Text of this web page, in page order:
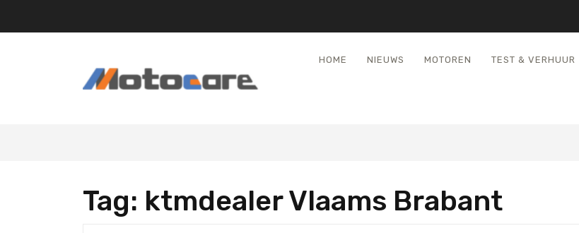
HOME NIEUWS MOTOREN TEST & VERHUUR
Tag: ktmdealer Vlaams Brabant